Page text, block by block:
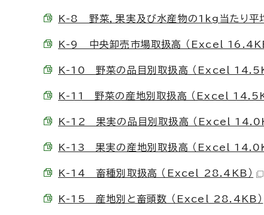
K-8 野菜，果実及び水産物の1kg当たり
K-9 中央卸売市場取扱高 （Excel 16.4KB
K-10 野菜の品目別取扱高 （Excel
K-11 野菜の産地別取扱高 （Excel
K-12 果実の品目別取扱高 （Excel
K-13 果実の産地別取扱高 （Excel
K-14 畜種別取扱高 （Excel 28.4KB）
K-15 産地別と畜頭数 （Excel 28.4KB）